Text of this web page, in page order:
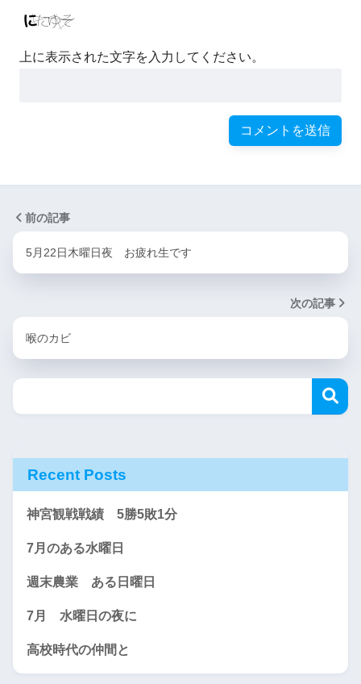
上に表示された文字を入力してください。
前の記事
5月22日木曜日夜 お疲れ生です
次の記事
喉のカビ
Recent Posts
神宮観戦戦績 5勝5敗1分
7月のある水曜日
週末農業 ある日曜日
7月 水曜日の夜に
高校時代の仲間と